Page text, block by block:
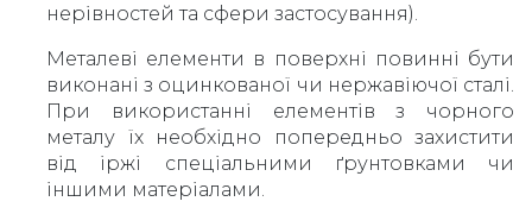
нерівностей та сфери застосування).
Металеві елементи в поверхні повинні бути
виконані з оцинкованої чи нержавіючої сталі.
При використанні елементів з чорного
металу їх необхідно попередньо захистити
від іржі спеціальними ґрунтовками чи
іншими матеріалами.